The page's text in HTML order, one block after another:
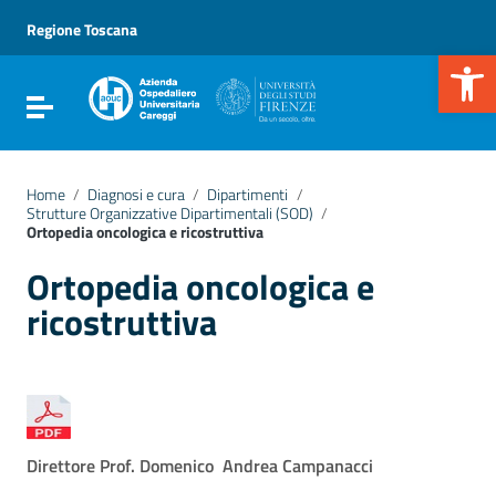
Vai al menu di navigazione
Vai al footer
Regione Toscana
Attiva / disattiva la navigazione
Home / Diagnosi e cura / Dipartimenti /
Strutture Organizzative Dipartimentali (SOD) /
Ortopedia oncologica e ricostruttiva
Ortopedia oncologica e
ricostruttiva
Direttore Prof. Domenico Andrea Campanacci